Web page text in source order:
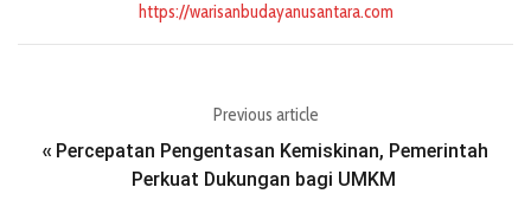
https://warisanbudayanusantara.com
Previous article
« Percepatan Pengentasan Kemiskinan, Pemerintah
Perkuat Dukungan bagi UMKM